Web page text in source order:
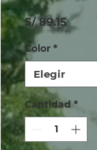
S/ 89.15Precio
Color *
Elegir
Cantidad *